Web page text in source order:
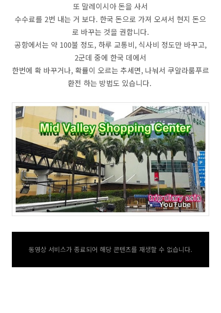
또 말레이시아 돈을 사서
수수료를 2번 내는 거 보다. 한국 돈으로 가져 오셔서 현지 돈으
로 바꾸는 것을 권합니다.
공항에서는 약 100불 정도, 하루 교통비, 식사비 정도만 바꾸고,
2군데 중에 한국 데에서
한번에 확 바꾸거나, 확률이 오르는 추세면, 나눠서 쿠알라룸푸르
환전 하는 방법도 있습니다.
동영상 서비스가 종료되어 해당 콘텐츠를 재생할 수 없습니다.